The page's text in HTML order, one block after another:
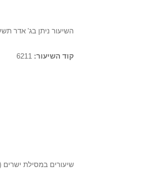
השיעור ניתן בג' אדר
קוד השיעור:
שיעורים במסילת